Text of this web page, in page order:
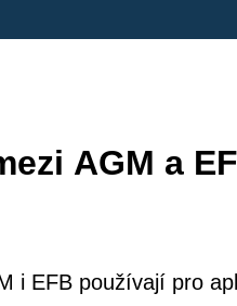
AGM a
i EFB používají pro